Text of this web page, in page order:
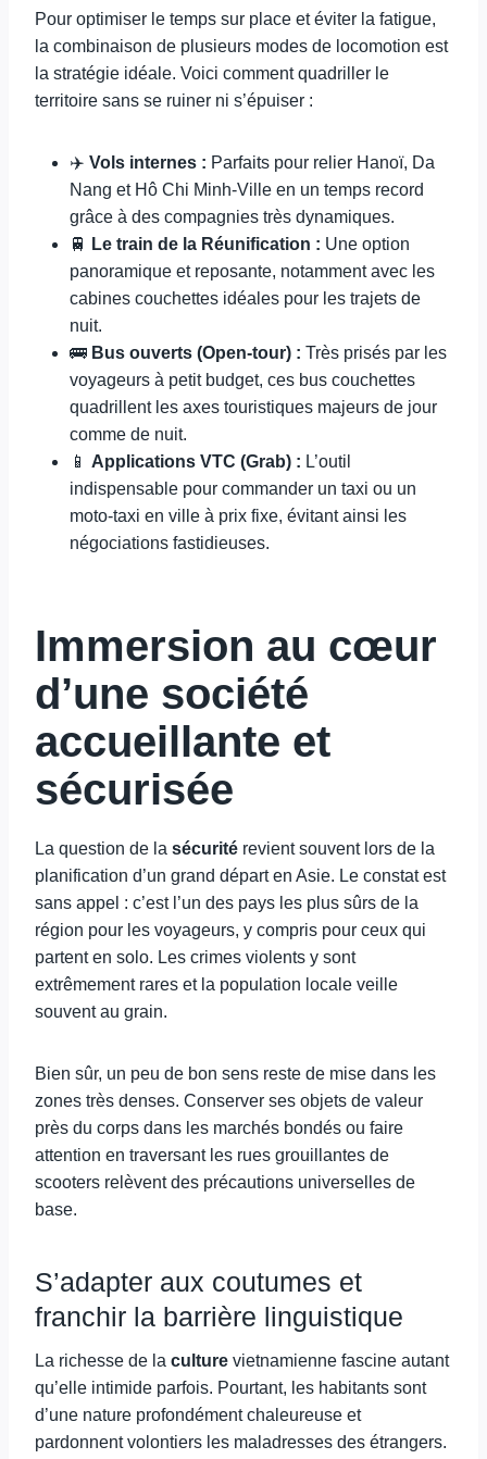
Pour optimiser le temps sur place et éviter la fatigue,
la combinaison de plusieurs modes de locomotion est
la stratégie idéale. Voici comment quadriller le
territoire sans se ruiner ni s’épuiser :
✈️ Vols internes : Parfaits pour relier Hanoï, Da
Nang et Hô Chi Minh-Ville en un temps record
grâce à des compagnies très dynamiques.
🚆
Le train de la Réunification : Une option
panoramique et reposante, notamment avec les
cabines couchettes idéales pour les trajets de
nuit.
🚌 Bus ouverts (Open-tour) : Très prisés par les
voyageurs à petit budget, ces bus couchettes
quadrillent les axes touristiques majeurs de jour
comme de nuit.
📱 Applications VTC (Grab) : L’outil
indispensable pour commander un taxi ou un
moto-taxi en ville à prix fixe, évitant ainsi les
négociations fastidieuses.
Immersion au cœur
d’une société
accueillante et
sécurisée
La question de la sécurité revient souvent lors de la
planification d’un grand départ en Asie. Le constat est
sans appel : c’est l’un des pays les plus sûrs de la
région pour les voyageurs, y compris pour ceux qui
partent en solo. Les crimes violents y sont
extrêmement rares et la population locale veille
souvent au grain.
Bien sûr, un peu de bon sens reste de mise dans les
zones très denses. Conserver ses objets de valeur
près du corps dans les marchés bondés ou faire
attention en traversant les rues grouillantes de
scooters relèvent des précautions universelles de
base.
S’adapter aux coutumes et
franchir la barrière linguistique
La richesse de la culture vietnamienne fascine autant
qu’elle intimide parfois. Pourtant, les habitants sont
d’une nature profondément chaleureuse et
pardonnent volontiers les maladresses des étrangers.